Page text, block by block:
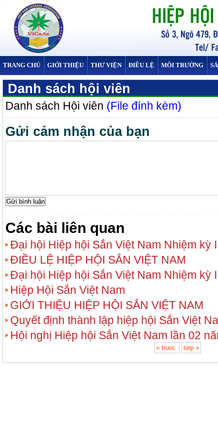
TRANG CHỦ GIỚI THIỆU THƯ VIỆN ĐIỀU LỆ MÔI TRƯỜNG
Danh sách hội viên
Danh sách Hội viên (File đính kèm)
Gửi cảm nhận của bạn
Các bài liên quan
Đại hội Hiệp hội Sắn Việt Nam Nhiệm kỳ
ĐIỀU LỆ HIỆP HỘI SẮN VIỆT NAM
Đại hội Hiệp hội Sắn Việt Nam Nhiệm kỳ
Hiệp Hội Sắn Việt Nam
GIỚI THIỆU HIỆP HỘI SẮN VIỆT NAM
Quyết định thành lập hiệp hội Sắn Việt
Hội nghị Hiệp hội Sắn Việt Nam lần 02
« truoc tiep »